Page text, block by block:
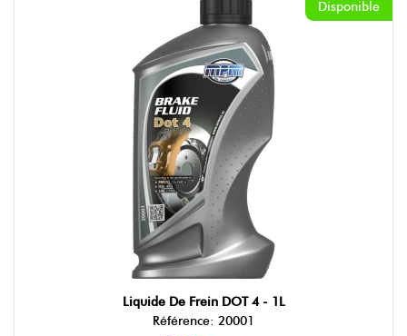
Disponible
Liquide De Frein DOT 4 - 1L
Référence: 20001